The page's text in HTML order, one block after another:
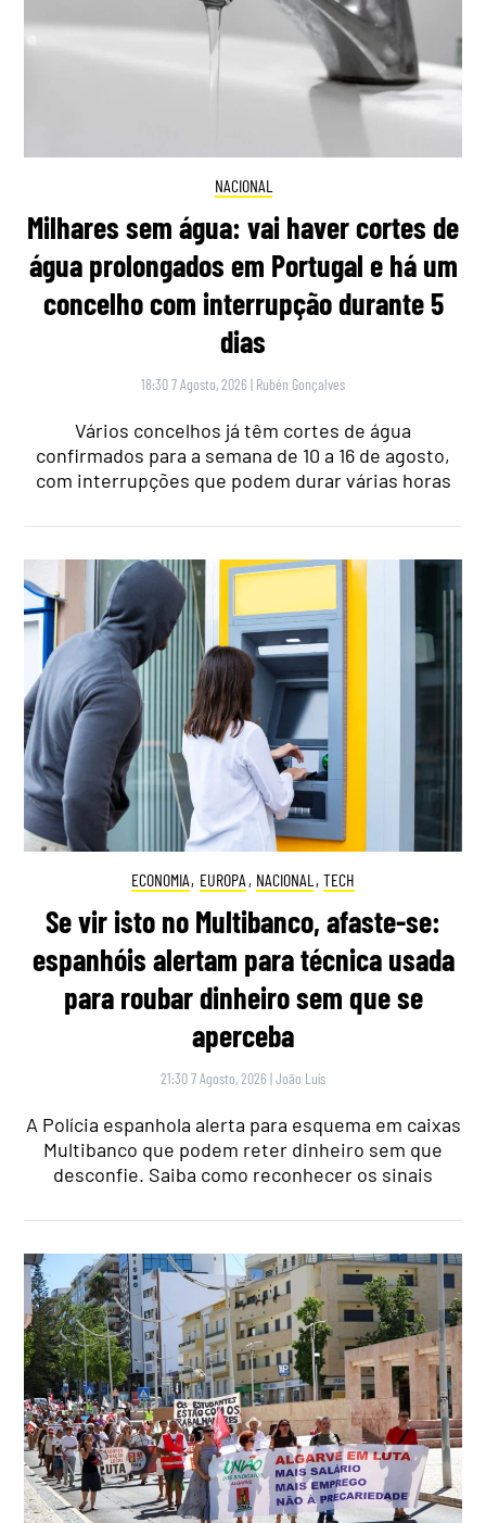
NACIONAL
Milhares sem água: vai haver cortes de
água prolongados em Portugal e há um
concelho com interrupção durante 5
dias
18:30 7 Agosto, 2026 | Rubén Gonçalves
Vários concelhos já têm cortes de água
confirmados para a semana de 10 a 16 de agosto,
com interrupções que podem durar várias horas
ECONOMIA, EUROPA , NACIONAL , TECH
Se vir isto no Multibanco, afaste-se:
espanhóis alertam para técnica usada
para roubar dinheiro sem que se
aperceba
21:30 7 Agosto, 2026 |João Luís
A Polícia espanhola alerta para esquema em caixas
Multibanco que podem reter dinheiro sem que
desconfie. Saiba como reconhecer os sinais